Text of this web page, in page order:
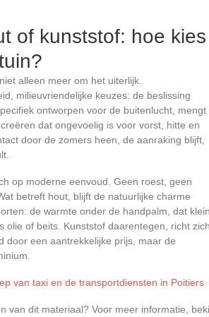
of kunststof: hoe kies
alleen meer om het uiterlijk.
milieuvriendelijke keuzes: de beslissing
ontworpen voor de buitenlucht, mengt
dat ongevoelig is voor vorst, hitte en
door de zomers heen, de aanraking blijft,
op moderne eenvoud. Geen roest, geen
betreft hout, blijft de natuurlijke charme
de warmte onder de handpalm, dat
of beits. Kunststof daarentegen, richt zich
door een aantrekkelijke prijs, maar de
van taxi en de transportdiensten in Poitiers
van dit materiaal? Voor meer informatie,